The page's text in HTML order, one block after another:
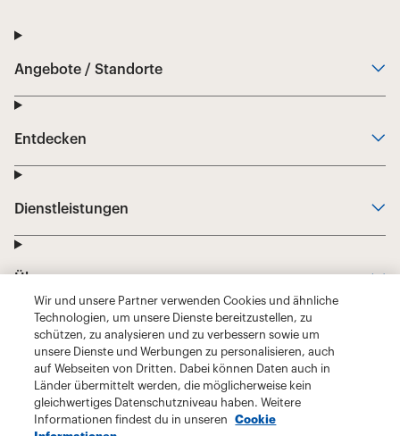
Wir und unsere Partner verwenden Cookies und ähnliche
Technologien, um unsere Dienste bereitzustellen, zu
schützen, zu analysieren und zu verbessern sowie um
unsere Dienste und Werbungen zu personalisieren, auch
auf Webseiten von Dritten. Dabei können Daten auch in
Länder übermittelt werden, die möglicherweise kein
gleichwertiges Datenschutzniveau haben. Weitere
Informationen findest du in unseren
Cookie